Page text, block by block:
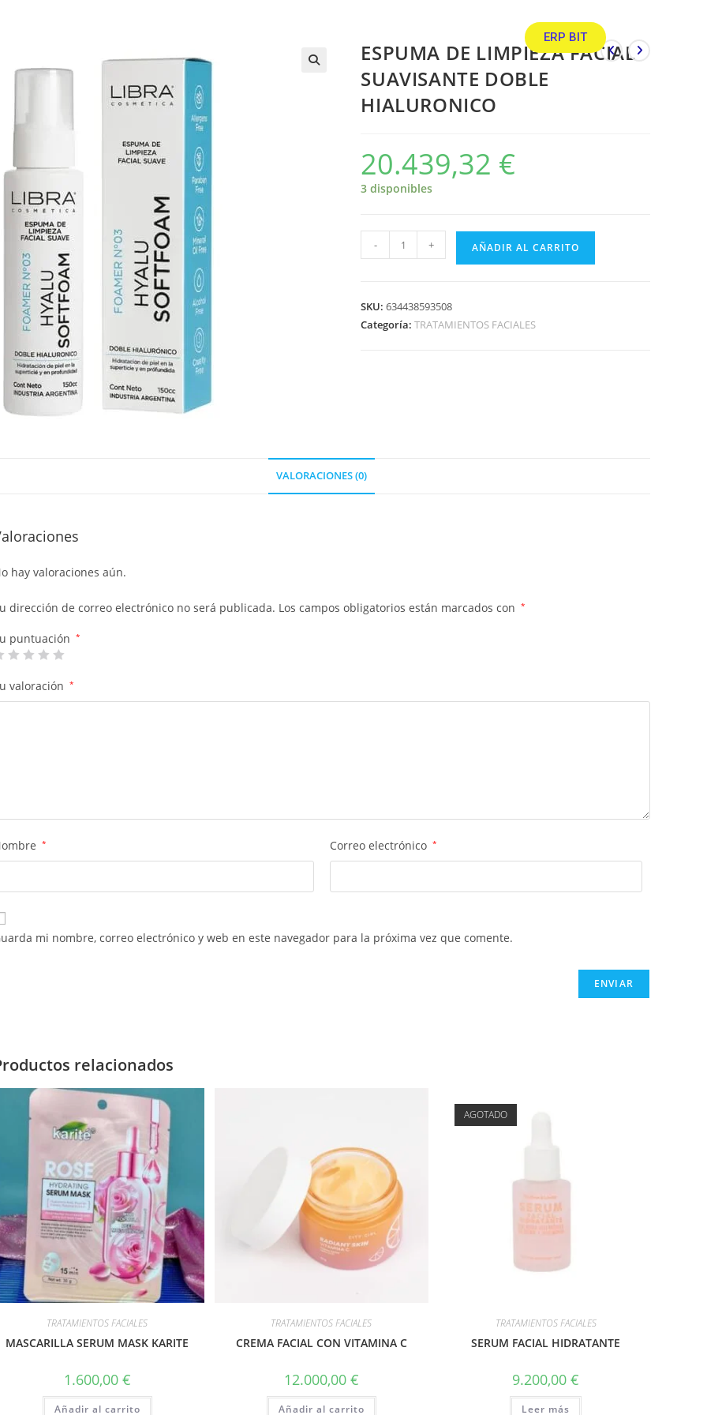
ERP BIT
ESPUMA DE LIMPIEZA FACIAL
SUAVISANTE DOBLE
HIALURONICO
20.439,32 €
3 disponibles
- + AÑADIR AL CARRITO
SKU:634438593508
Categoría:TRATAMIENTOS FACIALES
VALORACIONES (0)
hay valoraciones aún.
dirección de correo electrónico no será publicada. Los campos obligatorios están marcados con *
puntuación *
valoración *
* Correo electrónico *
mi nombre, correo electrónico y web en este navegador para la próxima vez que comente.
relacionados
TRATAMIENTOS FACIALES
MASCARILLA SERUM MASK KARITE
1.600,00 €
Añadir al carrito
TRATAMIENTOS FACIALES
CREMA FACIAL CON VITAMINA C
12.000,00 €
Añadir al carrito
AGOTADO
TRATAMIENTOS FACIALES
SERUM FACIAL HIDRATANTE
9.200,00€
Leer más